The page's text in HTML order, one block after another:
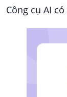
Công cụ AI